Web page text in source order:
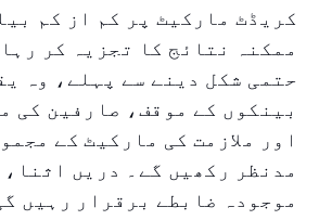
کریڈٹ مارکیٹ پر کم از کم
ممکنہ نتائج کا تجزیہ کر
حتمی شکل دینے سے پہلے، وہ
بینکوں کے موقف، صارفین کی
اور ملازمت کی مارکیٹ کے
موجودہ ضابطے برقرار رہیں